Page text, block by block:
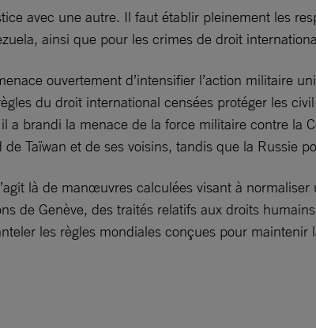
avec une autre. Il faut établir pleinement les
ainsi que pour les crimes de droit
ouvertement d’intensifier l’action militaire
du droit international censées protéger les
a brandi la menace de la force militaire contre la
Taïwan et de ses voisins, tandis que la Russie
là de manœuvres calculées visant à
de Genève, des traités relatifs aux droits
les règles mondiales conçues pour